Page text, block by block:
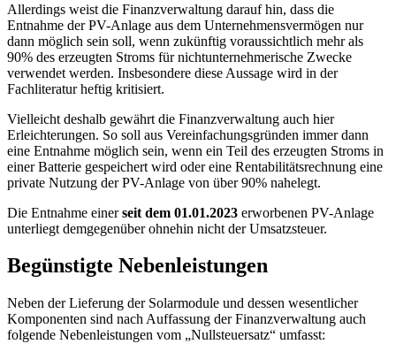
Allerdings weist die Finanzverwaltung darauf hin, dass die
Entnahme der PV-Anlage aus dem Unternehmensvermögen nur
dann möglich sein soll, wenn zukünftig voraussichtlich mehr als
90% des erzeugten Stroms für nichtunternehmerische Zwecke
verwendet werden. Insbesondere diese Aussage wird in der
Fachliteratur heftig kritisiert.
Vielleicht deshalb gewährt die Finanzverwaltung auch hier
Erleichterungen. So soll aus Vereinfachungsgründen immer dann
eine Entnahme möglich sein, wenn ein Teil des erzeugten Stroms in
einer Batterie gespeichert wird oder eine Rentabilitätsrechnung eine
private Nutzung der PV-Anlage von über 90% nahelegt.
Die Entnahme einerseit dem 01.01.2023 erworbenen PV-Anlage
unterliegt demgegenüber ohnehin nicht der Umsatzsteuer.
Begünstigte Nebenleistungen
Neben der Lieferung der Solarmodule und dessen wesentlicher
Komponenten sind nach Auffassung der Finanzverwaltung auch
folgende Nebenleistungen vom „Nullsteuersatz“ umfasst: